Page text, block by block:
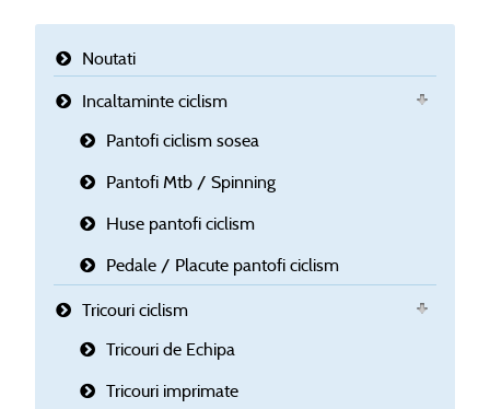
Noutati
Incaltaminte ciclism
Pantofi ciclism sosea
Pantofi Mtb / Spinning
Huse pantofi ciclism
Pedale / Placute pantofi ciclism
Tricouri ciclism
Tricouri de Echipa
Tricouri imprimate